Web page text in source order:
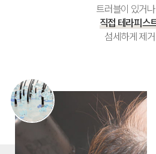
트러블이 있거
직접 테라피스
섬세하게 제